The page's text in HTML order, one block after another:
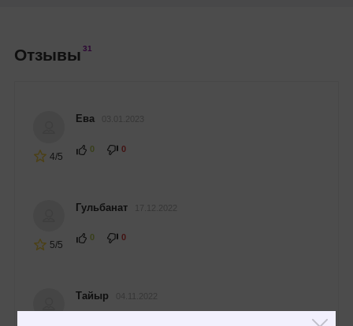
Отзывы 31
4/5
Ева 03.01.2023
0 0
5/5
Гульбанат
0 0
Тайыр